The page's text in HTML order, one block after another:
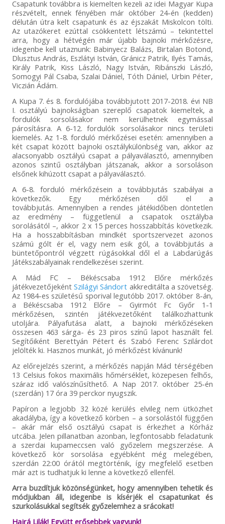
Csapatunk továbbra is kiemelten kezeli az idei Magyar Kupa
részvételt, ennek fényében már október 24-én (kedden)
délután útra kelt csapatunk és az éjszakát Miskolcon tölti.
Az utazókeret ezúttal csökkentett létszámú – tekintettel
arra, hogy a hétvégén már újabb bajnoki mérkőzésre,
idegenbe kell utaznunk: Babinyecz Balázs, Birtalan Botond,
Dlusztus András, Eszlátyi István, Gránicz Patrik, Ilyés Tamás,
Király Patrik, Kiss László, Nagy István, Ribánszki László,
Somogyi Pál Csaba, Szalai Dániel, Tóth Dániel, Urbin Péter,
Viczián Ádám.
A Kupa 7. és 8. fordulójába továbbjutott 2017-2018. évi NB
I. osztályú bajnokságban szereplő csapatok kiemeltek, a
fordulók sorsolásakor nem kerülhetnek egymással
párosításra. A 6-12. fordulók sorsolásakor nincs területi
kiemelés. Az 1-8. forduló mérkőzései esetén: amennyiben a
két csapat között bajnoki osztálykülönbség van, akkor az
alacsonyabb osztályú csapat a pályaválasztó, amennyiben
azonos szintű osztályban játszanak, akkor a sorsoláson
elsőnek kihúzott csapat a pályaválasztó.
A 6-8. forduló mérkőzésein a továbbjutás szabályai a
következők. Egy mérkőzésen dől el a
továbbjutás. Amennyiben a rendes játékidőben döntetlen
az eredmény – függetlenül a csapatok osztályba
sorolásától –, akkor 2 x 15 perces hosszabbítás következik.
Ha a hosszabbításban mindkét sportszervezet azonos
számú gólt ér el, vagy nem esik gól, a továbbjutás a
büntetőpontról végzett rúgásokkal dől el a Labdarúgás
Játékszabályainak rendelkezései szerint.
A Mád FC – Békéscsaba 1912 Előre mérkőzés
játékvezetőjekéntSzilágyi Sándort akkreditálta a szövetség.
Az 1984-es születésű sporival legutóbb 2017. október 8-án,
a Békéscsaba 1912 Előre – Gyirmót Fc Győr 1-1
mérkőzésen, szintén játékvezetőként találkozhattunk
utoljára. Pályafutása alatt, a bajnoki mérkőzéseken
összesen 463 sárga- és 23 piros színű lapot használt fel.
Segítőiként Berettyán Pétert és Szabó Ferenc Szilárdot
jelölték ki. Hasznos munkát, jó mérkőzést kívánunk!
Az előrejelzés szerint, a mérkőzés napján Mád térségében
13 Celsius fokos maximális hőmérséklet, közepesen felhős,
száraz idő valószínűsíthető. A Nap 2017. október 25-én
(szerdán) 17 óra 39 perckor nyugszik.
Papíron a legjobb 32 közé kerülés elvileg nem ütközhet
akadályba, így a következő körben – a sorsolástól függően
– akár már első osztályú csapat is érkezhet a Kórház
utcába. Jelen pillanatban azonban, legfontosabb feladatunk
a szerdai kupameccsen való győzelem megszerzése. A
következő kör sorsolása egyébként még melegében,
szerdán 22:00 órától megtörténik, így megfelelő esetben
már azt is tudhatjuk ki lenne a következő ellenfél.
Arra buzdítjuk közönségünket, hogy amennyiben tehetik és
módjukban áll, idegenbe is kísérjék el csapatunkat és
szurkolásukkal segítsék győzelemhez a srácokat!
Hajrá Lilák! Együtt erősebbek vagyunk!